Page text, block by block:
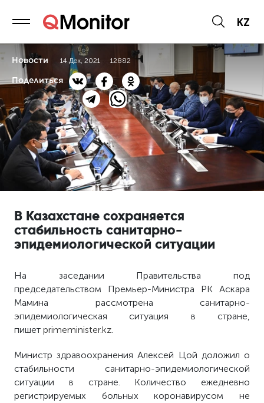
KZ
Новости 14 Дек, 2021 12882
Поделиться
В Казахстане сохраняется
стабильность санитарно-
эпидемиологической ситуации
На заседании Правительства под
председательством Премьер-Министра РК Аскара
Мамина рассмотрена санитарно-
эпидемиологическая ситуация в стране,
пишетprimeminister.kz.
Министр здравоохранения Алексей Цой доложил о
стабильности санитарно-эпидемиологической
ситуации в стране. Количество ежедневно
регистрируемых больных коронавирусом не